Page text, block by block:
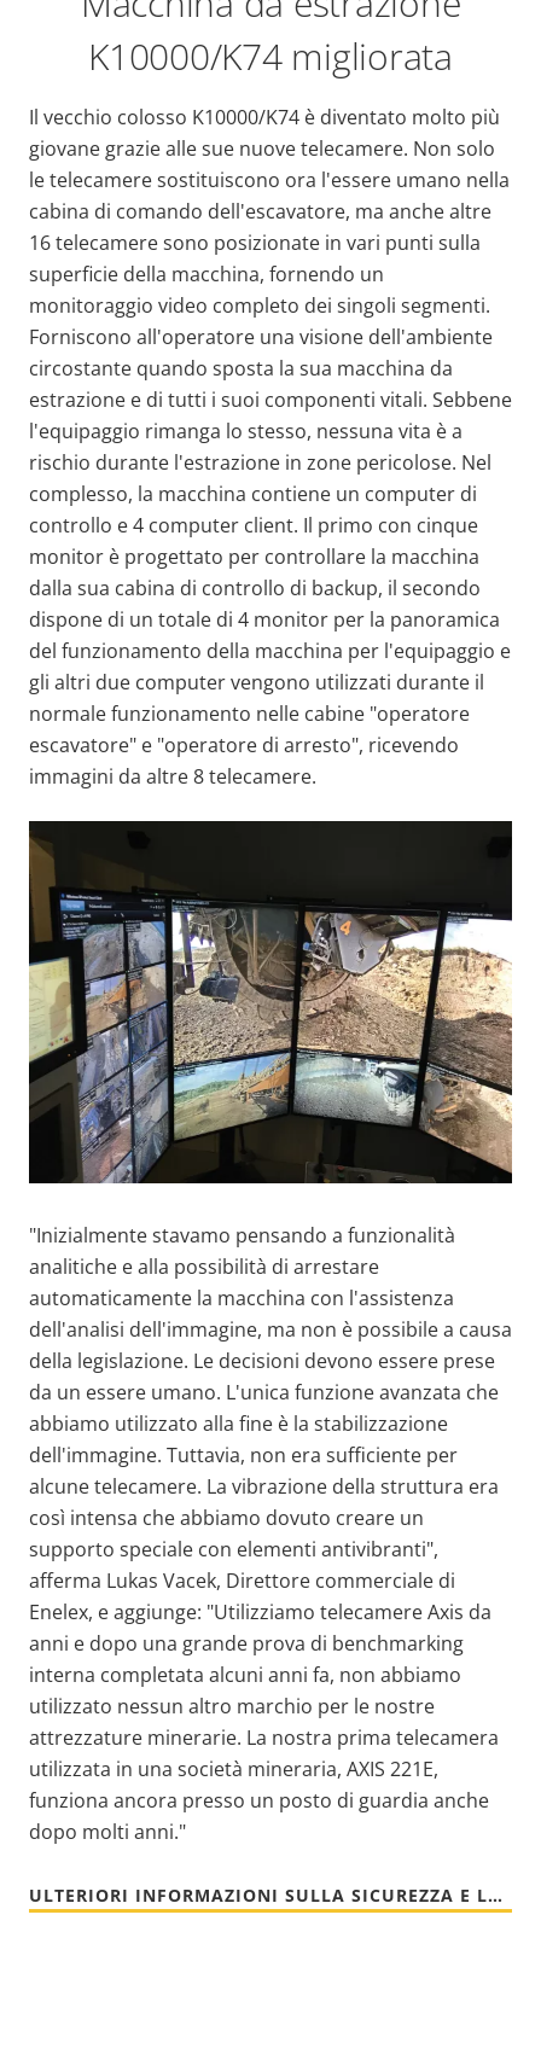
K10000/K74 migliorata
Il vecchio colosso K10000/K74 è diventato molto più
giovane grazie alle sue nuove telecamere. Non solo
le telecamere sostituiscono ora l'essere umano nella
cabina di comando dell'escavatore, ma anche altre
16 telecamere sono posizionate in vari punti sulla
superficie della macchina, fornendo un
monitoraggio video completo dei singoli segmenti.
Forniscono all'operatore una visione dell'ambiente
circostante quando sposta la sua macchina da
estrazione e di tutti i suoi componenti vitali. Sebbene
l'equipaggio rimanga lo stesso, nessuna vita è a
rischio durante l'estrazione in zone pericolose. Nel
complesso, la macchina contiene un computer di
controllo e 4 computer client. Il primo con cinque
monitor è progettato per controllare la macchina
dalla sua cabina di controllo di backup, il secondo
dispone di un totale di 4 monitor per la panoramica
del funzionamento della macchina per l'equipaggio e
gli altri due computer vengono utilizzati durante il
normale funzionamento nelle cabine "operatore
escavatore" e "operatore di arresto", ricevendo
immagini da altre 8 telecamere.
"Inizialmente stavamo pensando a funzionalità
analitiche e alla possibilità di arrestare
automaticamente la macchina con l'assistenza
dell'analisi dell'immagine, ma non è possibile a causa
della legislazione. Le decisioni devono essere prese
da un essere umano. L'unica funzione avanzata che
abbiamo utilizzato alla fine è la stabilizzazione
dell'immagine. Tuttavia, non era sufficiente per
alcune telecamere. La vibrazione della struttura era
così intensa che abbiamo dovuto creare un
supporto speciale con elementi antivibranti",
afferma Lukas Vacek, Direttore commerciale di
Enelex, e aggiunge: "Utilizziamo telecamere Axis da
anni e dopo una grande prova di benchmarking
interna completata alcuni anni fa, non abbiamo
utilizzato nessun altro marchio per le nostre
attrezzature minerarie. La nostra prima telecamera
utilizzata in una società mineraria, AXIS 221E,
funziona ancora presso un posto di guardia anche
dopo molti anni."
ULTERIORI INFORMAZIONI SULLA SICUREZZA E LA PROTEZIONE NELL'AMBITO DELL'ESTRAZIONE MINERARIA